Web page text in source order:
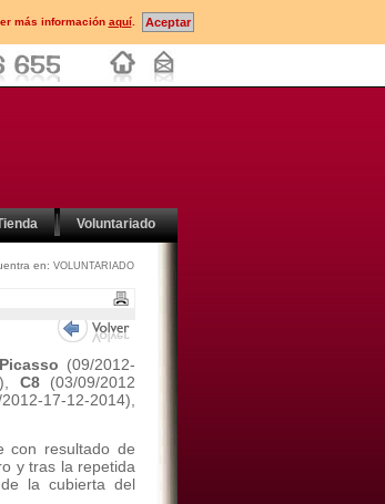
más información aquí.
Voluntariado
en: VOLUNTARIADO
(09/2012-
C8 (03/09/2012
17-12-2014),
con resultado de
y tras la repetida
la cubierta del